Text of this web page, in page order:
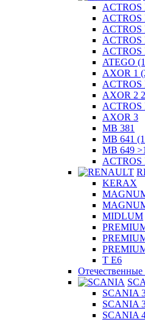
ACTROS
ACTROS
ACTROS
ACTROS
ACTROS
ATEGO
AXOR 1
ACTROS
AXOR 2
ACTROS
AXOR 3
MB 381
MB 641
MB 649
ACTROS
KERAX
MIDLUM
T E6
Отечественные
SCANIA
SCANIA
SCANIA